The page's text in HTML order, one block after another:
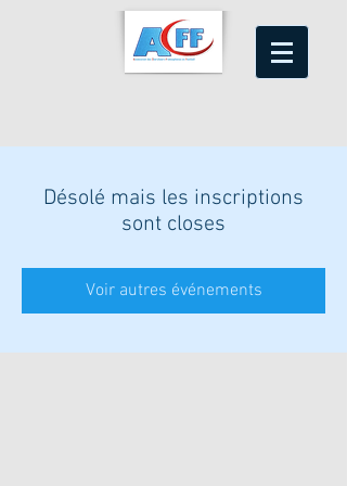
Désolé mais les inscriptions
sont closes
Voir autres événements